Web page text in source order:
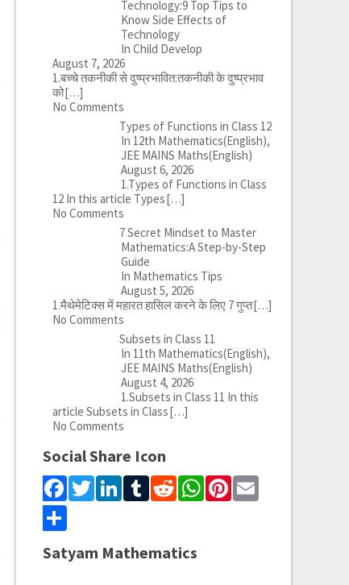
Technology:9 Top Tips to
Know Side Effects of
Technology
In Child Develop
August 7, 2026
1.बच्चे तकनीकी से दुष्प्रभावित:तकनीकी के दुष्प्रभाव
को[…]
No Comments
Types of Functions in Class 12
In 12th Mathematics(English),
JEE MAINS Maths(English)
August 6, 2026
1.Types of Functions in Class
12 In this article Types[…]
No Comments
7 Secret Mindset to Master
Mathematics:A Step-by-Step
Guide
In Mathematics Tips
August 5, 2026
1.मैथेमेटिक्स में महारत हासिल करने के लिए 7 गुप्त[…]
No Comments
Subsets in Class 11
In 11th Mathematics(English),
JEE MAINS Maths(English)
August 4, 2026
1.Subsets in Class 11 In this
article Subsets in Class[…]
No Comments
Social Share Icon
Facebook
Twitter
LinkedIn
Tumblr
Reddit
WhatsApp
Pinterest
Email
Share
Satyam Mathematics